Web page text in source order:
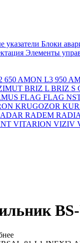
указатели Блоки
Элементы
650 AMON L3 950
BRIZ L BRIZ S
FLAG FLAG
KRUGOZOR
RADEM
VITARION VIZIV